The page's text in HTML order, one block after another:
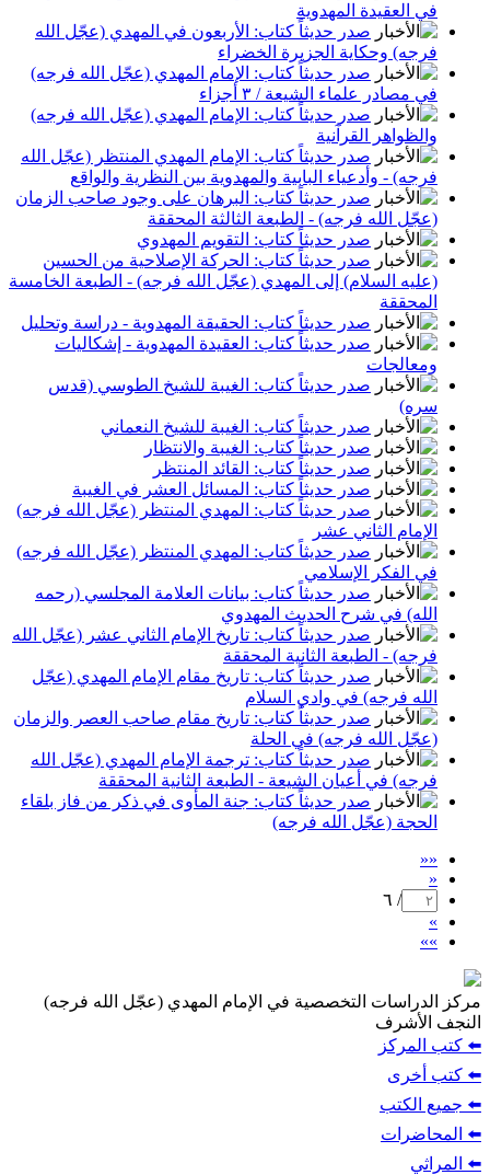
في العقيدة المهدوية
صدر حديثاً كتاب: الأربعون في المهدي (عجّل الله
فرجه) وحكاية الجزيرة الخضراء
صدر حديثاً كتاب: الإمام المهدي (عجّل الله فرجه)
في مصادر علماء الشيعة / ٣ أجزاء
صدر حديثاً كتاب: الإمام المهدي (عجّل الله فرجه)
والظواهر القرآنية
صدر حديثاً كتاب: الإمام المهدي المنتظر (عجّل الله
فرجه) - وأدعياء البابية والمهدوية بين النظرية والواقع
صدر حديثاً كتاب: البرهان على وجود صاحب الزمان
(عجّل الله فرجه) - الطبعة الثالثة المحققة
صدر حديثاً كتاب: التقويم المهدوي
صدر حديثاً كتاب: الحركة الإصلاحية من الحسين
(عليه السلام) إلى المهدي (عجّل الله فرجه) - الطبعة الخامسة
المحققة
صدر حديثاً كتاب: الحقيقة المهدوية - دراسة وتحليل
صدر حديثاً كتاب: العقيدة المهدوية - إشكاليات
ومعالجات
صدر حديثاً كتاب: الغيبة للشيخ الطوسي (قدس
سره)
صدر حديثاً كتاب: الغيبة للشيخ النعماني
صدر حديثاً كتاب: الغيبة والانتظار
صدر حديثاً كتاب: القائد المنتظر
صدر حديثاً كتاب: المسائل العشر في الغيبة
صدر حديثاً كتاب: المهدي المنتظر (عجّل الله فرجه)
الإمام الثاني عشر
صدر حديثاً كتاب: المهدي المنتظر (عجّل الله فرجه)
في الفكر الإسلامي
صدر حديثاً كتاب: بيانات العلامة المجلسي (رحمه
الله) في شرح الحديث المهدوي
صدر حديثاً كتاب: تاريخ الإمام الثاني عشر (عجّل الله
فرجه) - الطبعة الثانية المحققة
صدر حديثاً كتاب: تاريخ مقام الإمام المهدي (عجّل
الله فرجه) في وادي السلام
صدر حديثاً كتاب: تاريخ مقام صاحب العصر والزمان
(عجّل الله فرجه) في الحلة
صدر حديثاً كتاب: ترجمة الإمام المهدي (عجّل الله
فرجه) في أعيان الشيعة - الطبعة الثانية المحققة
صدر حديثاً كتاب: جنة المأوى في ذكر من فاز بلقاء
الحجة (عجّل الله فرجه)
««
«
/ ٦
»
»»
مركز الدراسات التخصصية في الإمام المهدي (عجّل الله فرجه)
النجف الأشرف
⬅️ كتب المركز
⬅️ كتب أخرى
⬅️ جميع الكتب
⬅️ المحاضرات
⬅️ المراثي